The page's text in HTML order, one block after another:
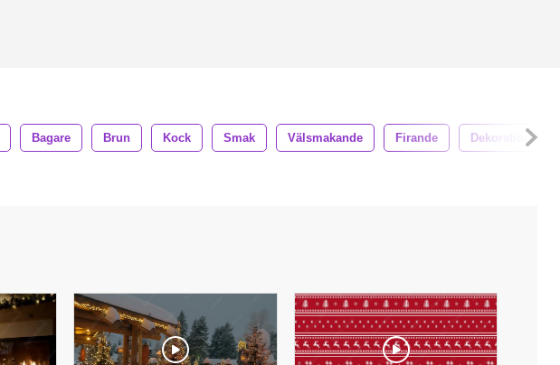
Bagare Brun Kock Smak Välsmakande Firande Dekoration